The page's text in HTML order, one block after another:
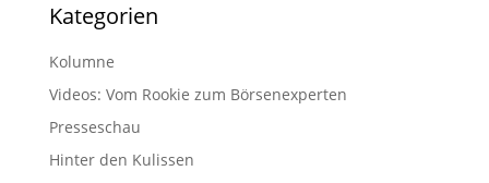
Kategorien
Kolumne
Videos: Vom Rookie zum Börsenexperten
Presseschau
Hinter den Kulissen